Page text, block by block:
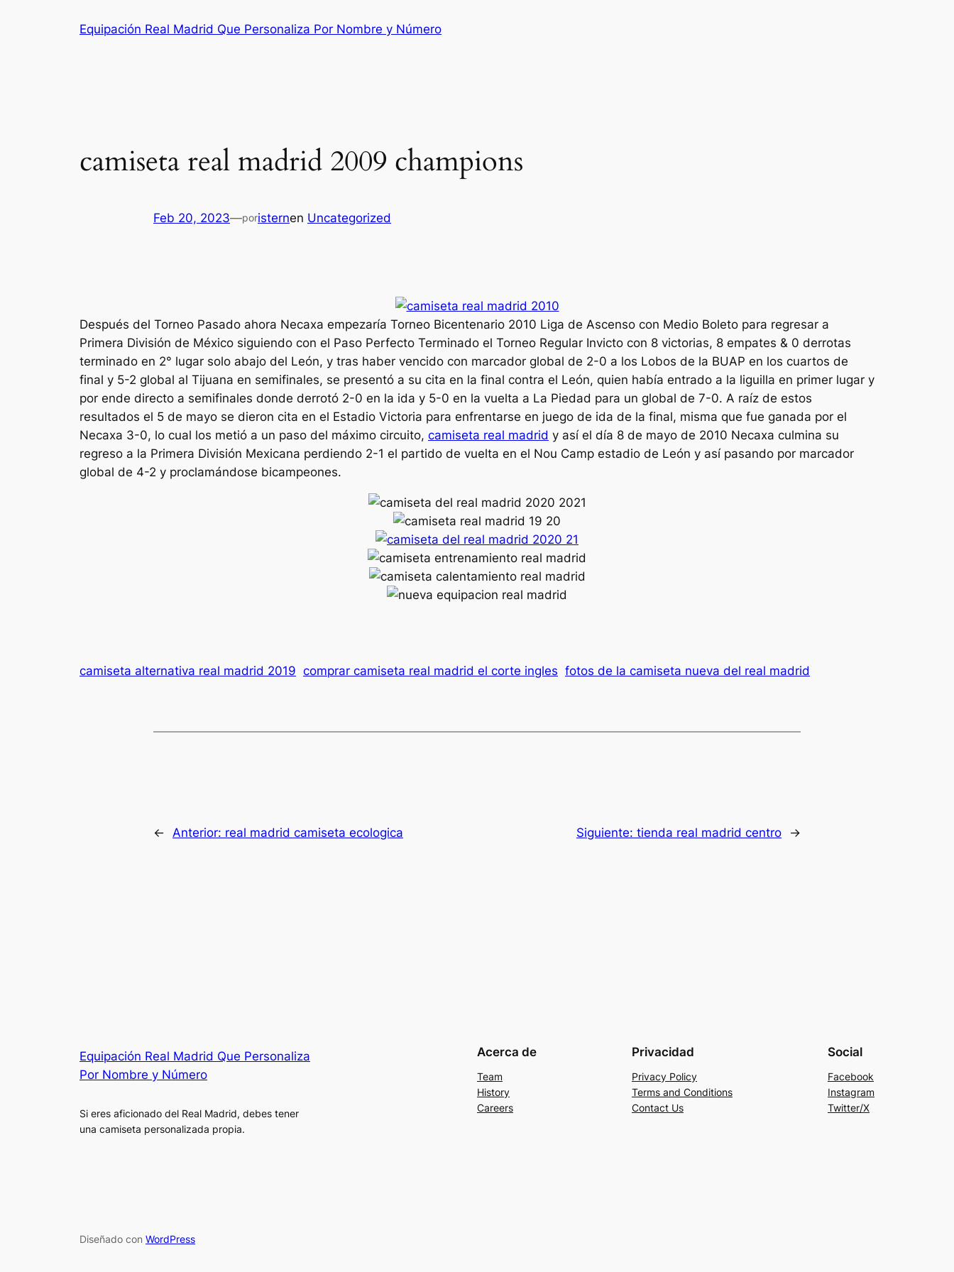
Equipación Real Madrid Que Personaliza Por Nombre y Número
camiseta real madrid 2009 champions
Feb 20, 2023—poristernen Uncategorized
Después del Torneo Pasado ahora Necaxa empezaría Torneo Bicentenario 2010 Liga de Ascenso con Medio Boleto para regresar a
Primera División de México siguiendo con el Paso Perfecto Terminado el Torneo Regular Invicto con 8 victorias, 8 empates & 0 derrotas
terminado en 2° lugar solo abajo del León, y tras haber vencido con marcador global de 2-0 a los Lobos de la BUAP en los cuartos de
final y 5-2 global al Tijuana en semifinales, se presentó a su cita en la final contra el León, quien había entrado a la liguilla en primer lugar y
por ende directo a semifinales donde derrotó 2-0 en la ida y 5-0 en la vuelta a La Piedad para un global de 7-0. A raíz de estos
resultados el 5 de mayo se dieron cita en el Estadio Victoria para enfrentarse en juego de ida de la final, misma que fue ganada por el
Necaxa 3-0, lo cual los metió a un paso del máximo circuito, camiseta real madrid y así el día 8 de mayo de 2010 Necaxa culmina su
regreso a la Primera División Mexicana perdiendo 2-1 el partido de vuelta en el Nou Camp estadio de León y así pasando por marcador
global de 4-2 y proclamándose bicampeones.
camiseta alternativa real madrid 2019 comprar camiseta real madrid el corte ingles fotos de la camiseta nueva del real madrid
← Anterior: real madrid camiseta ecologica Siguiente: tienda real madrid centro →
Equipación Real Madrid Que Personaliza
Por Nombre y Número
Si eres aficionado del Real Madrid, debes tener
una camiseta personalizada propia.
Acerca de
Team
History
Careers
Privacidad
Privacy Policy
Terms and Conditions
Contact Us
Social
Facebook
Instagram
Twitter/X
Diseñado con WordPress